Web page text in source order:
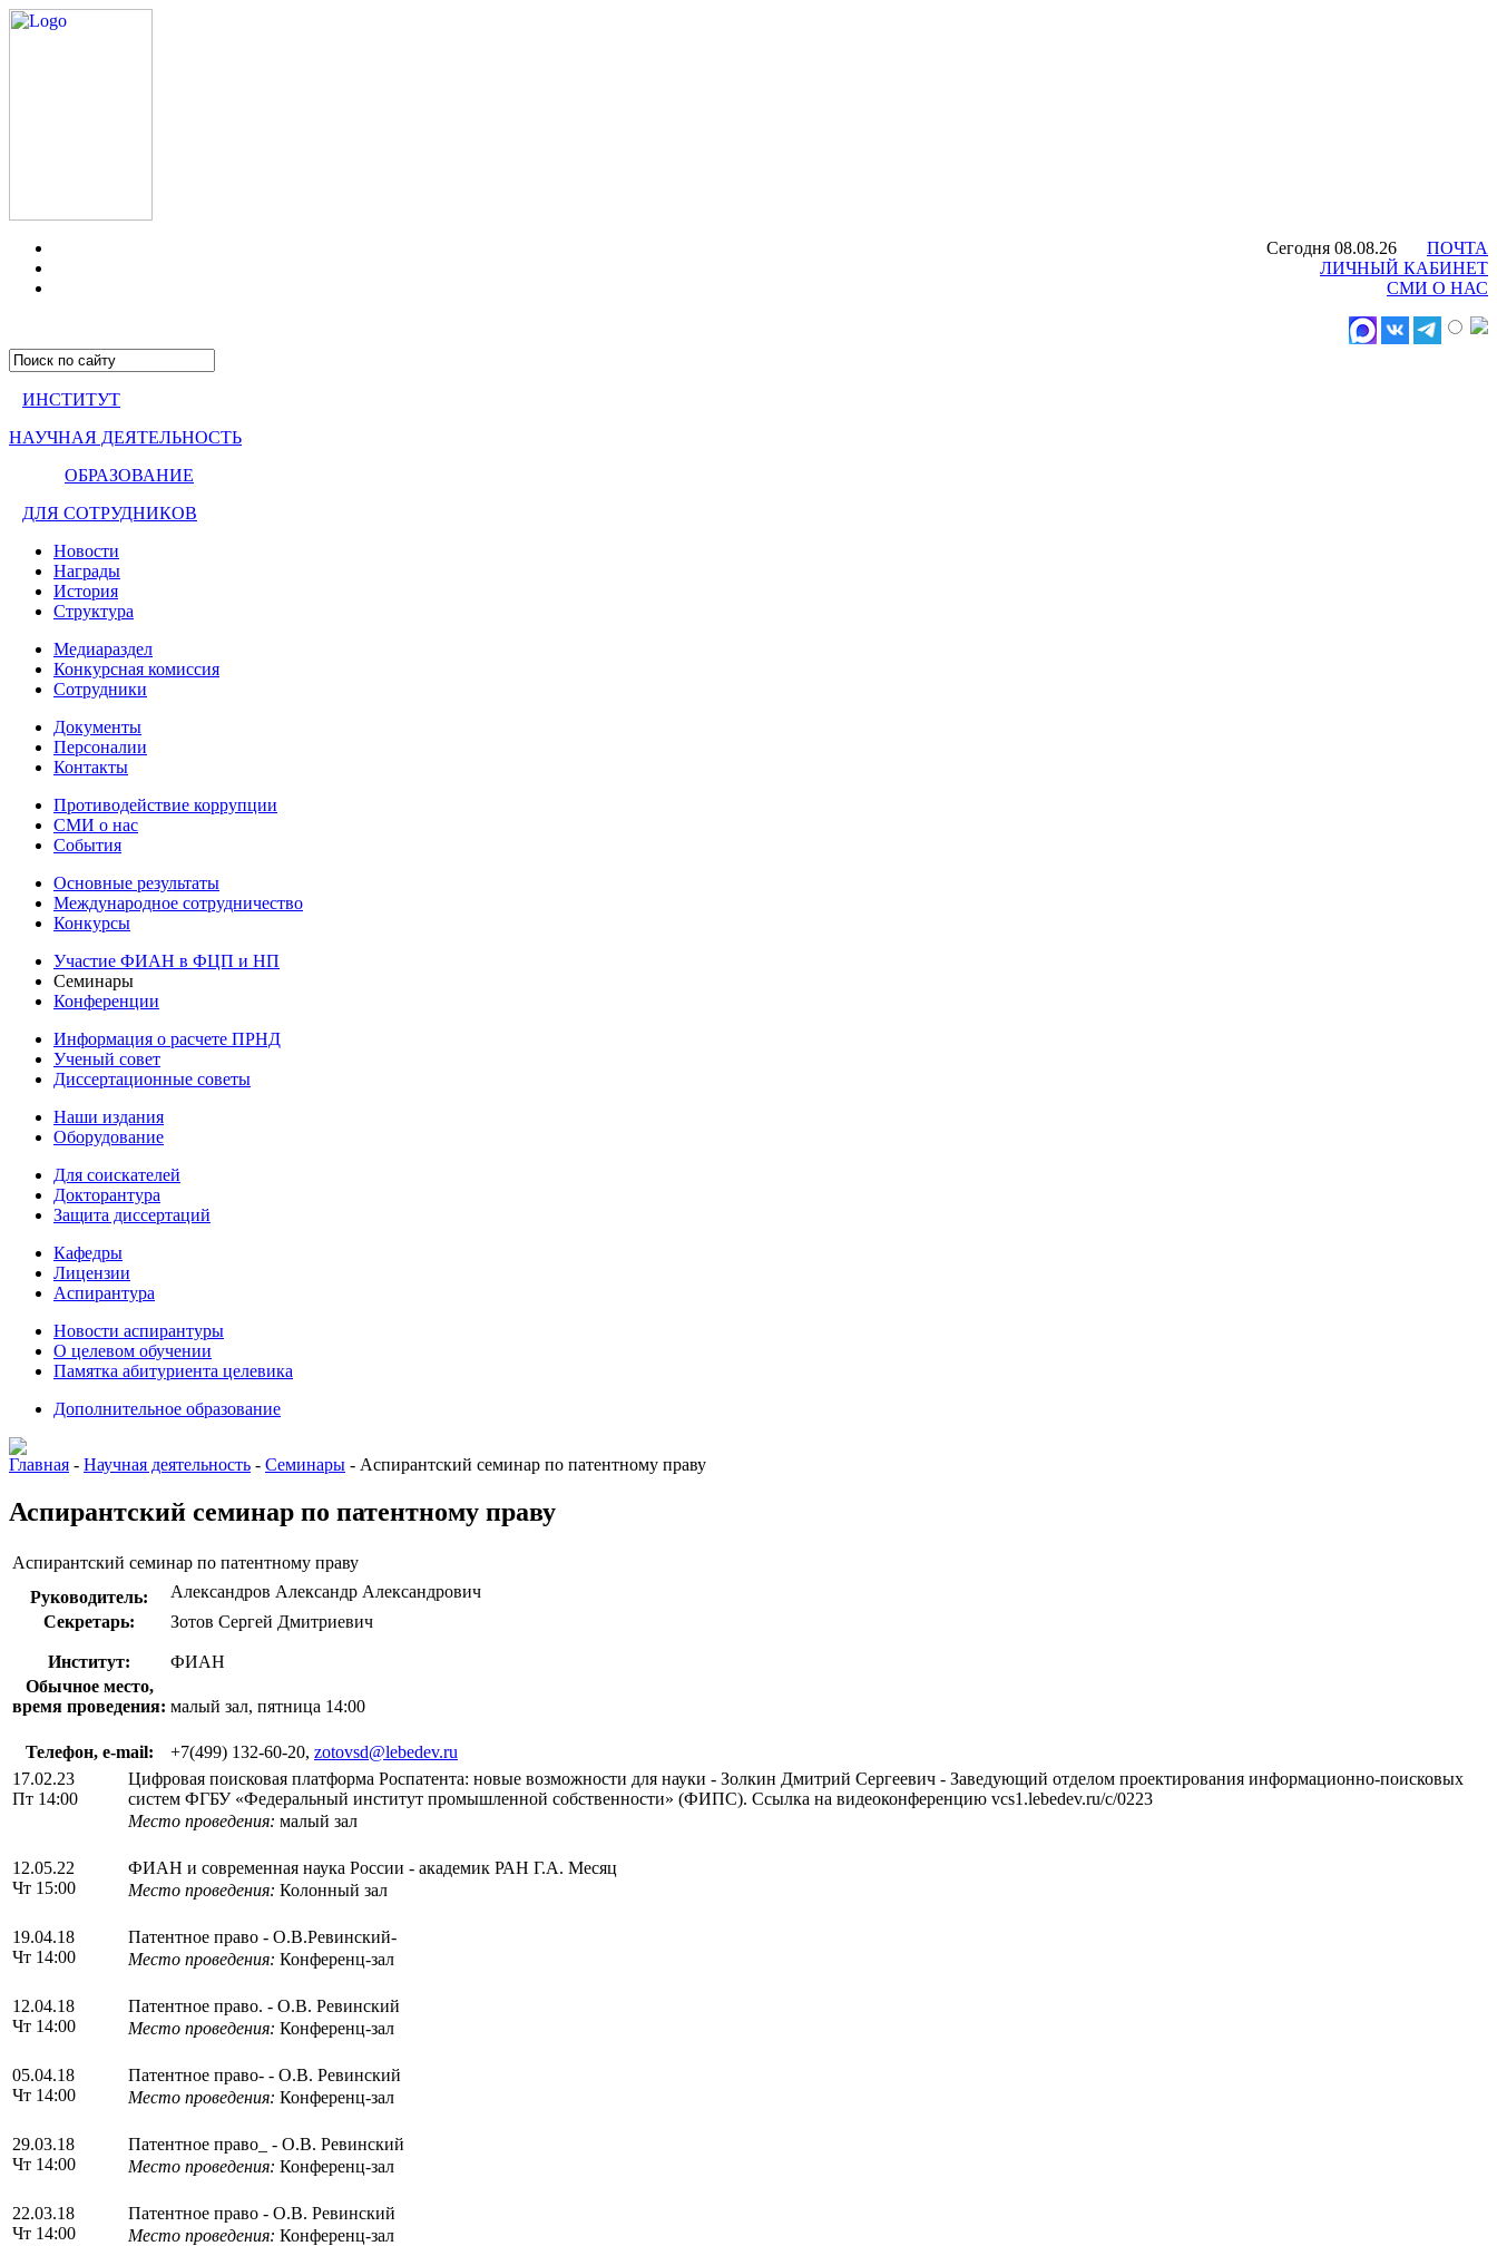
Сегодня 08.08.26
ПОЧТА
ЛИЧНЫЙ КАБИНЕТ
СМИ О НАС
ИНСТИТУТ
НАУЧНАЯ ДЕЯТЕЛЬНОСТЬ
ОБРАЗОВАНИЕ
ДЛЯ СОТРУДНИКОВ
Новости
Награды
История
Структура
Медиараздел
Конкурсная комиссия
Сотрудники
Документы
Персоналии
Контакты
Противодействие коррупции
СМИ о нас
События
Основные результаты
Международное сотрудничество
Конкурсы
Участие ФИАН в ФЦП и НП
Семинары
Конференции
Информация о расчете ПРНД
Ученый совет
Диссертационные советы
Наши издания
Оборудование
Для соискателей
Докторантура
Защита диссертаций
Кафедры
Лицензии
Аспирантура
Новости аспирантуры
О целевом обучении
Памятка абитуриента целевика
Дополнительное образование
Главная - Научная деятельность - Семинары - Аспирантский семинар по патентному праву
Аспирантский семинар по патентному праву
Аспирантский семинар по патентному праву
Руководитель:
Александров Александр Александрович
Секретарь:
Зотов Сергей Дмитриевич
Институт:
ФИАН
Обычное место,
время проведения: малый зал, пятница 14:00
Телефон, e-mail: +7(499) 132-60-20, zotovsd@lebedev.ru
17.02.23
Пт 14:00
Цифровая поисковая платформа Роспатента: новые возможности для науки - Золкин Дмитрий Сергеевич - Заведующий отделом проектирования информационно-поисковых
систем ФГБУ «Федеральный институт промышленной собственности» (ФИПС). Ссылка на видеоконференцию vcs1.lebedev.ru/c/0223
Место проведения: малый зал
12.05.22
Чт 15:00
ФИАН и современная наука России - академик РАН Г.А. Месяц
Место проведения: Колонный зал
19.04.18
Чт 14:00
Патентное право - О.В.Ревинский-
Место проведения: Конференц-зал
12.04.18
Чт 14:00
Патентное право. - О.В. Ревинский
Место проведения: Конференц-зал
05.04.18
Чт 14:00
Патентное право- - О.В. Ревинский
Место проведения: Конференц-зал
29.03.18
Чт 14:00
Патентное право_ - О.В. Ревинский
Место проведения: Конференц-зал
22.03.18
Чт 14:00
Патентное право - О.В. Ревинский
Место проведения: Конференц-зал